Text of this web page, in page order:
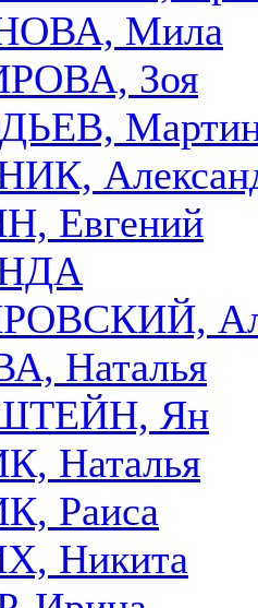
Мила
Зоя
Евгений
Наталья
Ян
Наталья
Раиса
Никита